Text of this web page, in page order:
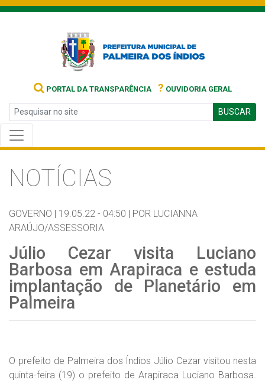
PORTAL DA TRANSPARÊNCIA ? OUVIDORIA GERAL
BUSCAR
NOTÍCIAS
GOVERNO | 19.05.22 - 04:50 | POR LUCIANNA
ARAÚJO/ASSESSORIA
Júlio Cezar visita Luciano
Barbosa em Arapiraca e estuda
implantação de Planetário em
Palmeira
O prefeito de Palmeira dos Índios Júlio Cezar visitou nesta
quinta-feira (19) o prefeito de Arapiraca Luciano Barbosa.